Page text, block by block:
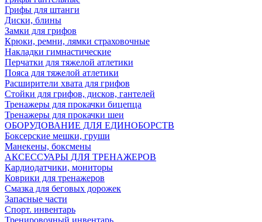
Грифы для штанги
Диски, блины
Замки для грифов
Крюки, ремни, лямки страховочные
Накладки гимнастические
Перчатки для тяжелой атлетики
Пояса для тяжелой атлетики
Расширители хвата для грифов
Стойки для грифов, дисков, гантелей
Тренажеры для прокачки бицепца
Тренажеры для прокачки шеи
ОБОРУДОВАНИЕ ДЛЯ ЕДИНОБОРСТВ
Боксерские мешки, груши
Манекены, боксмены
АКСЕССУАРЫ ДЛЯ ТРЕНАЖЕРОВ
Кардиодатчики, мониторы
Коврики для тренажеров
Смазка для беговых дорожек
Запасные части
Спорт. инвентарь
Тренировочный инвентарь